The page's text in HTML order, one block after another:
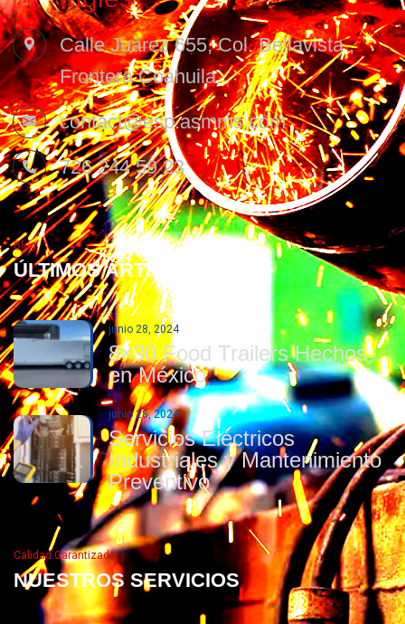
Calle Juárez 655, Col. Bellavista ,
Frontera Coahuila.
contact@esp.asmms.com
726 244 59 23
Blog
ÚLTIMOS ARTÍCULOS
junio 28, 2024
8×30 Food Trailers Hechos
en México
junio 28, 2024
Servicios Eléctricos
Industriales y Mantenimiento
Preventivo
Calidad Garantizada
NUESTROS SERVICIOS